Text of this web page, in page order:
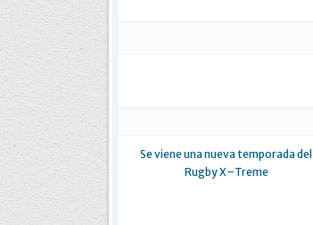
Se viene una nueva temporada del
Rugby X–Treme